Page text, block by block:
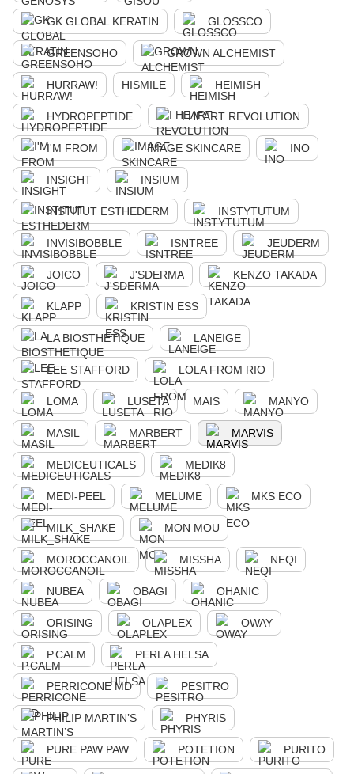
GK GLOBAL KERATIN GLOSSCO
GREENSOHO GROWN ALCHEMIST
HURRAW! HISMILE HEIMISH
HYDROPEPTIDE I HEART REVOLUTION
I'M FROM IMAGE SKINCARE INO
INSIGHT INSIUM
INSTITUT ESTHEDERM INSTYTUTUM
INVISIBOBBLE ISNTREE JEUDERM
JOICO J'SDERMA KENZO TAKADA
KLAPP KRISTIN ESS
LA BIOSTHETIQUE LANEIGE
LEE STAFFORD LOLA FROM RIO
LOMA LUSETA MAIS MANYO
MASIL MARBERT MARVIS
MEDICEUTICALS MEDIK8
MEDI-PEEL MELUME MKS ECO
MILK_SHAKE MON MOU
MOROCCANOIL MISSHA NEQI
NUBEA OBAGI OHANIC
ORISING OLAPLEX OWAY
P.CALM PERLA HELSA
PERRICONE MD PESITRO
PHILIP MARTIN’S PHYRIS
PURE PAW PAW POTETION PURITO